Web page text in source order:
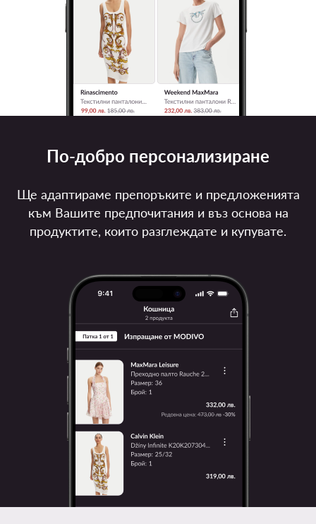
По-добро персонализиране
Ще адаптираме препоръките и предложенията
към Вашите предпочитания и въз основа на
продуктите, които разглеждате и купувате.